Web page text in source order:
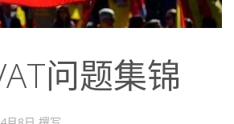
问题集锦